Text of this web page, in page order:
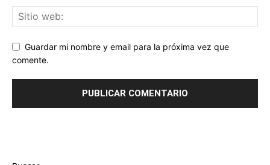
Guardar mi nombre y email para la próxima vez que
comente.